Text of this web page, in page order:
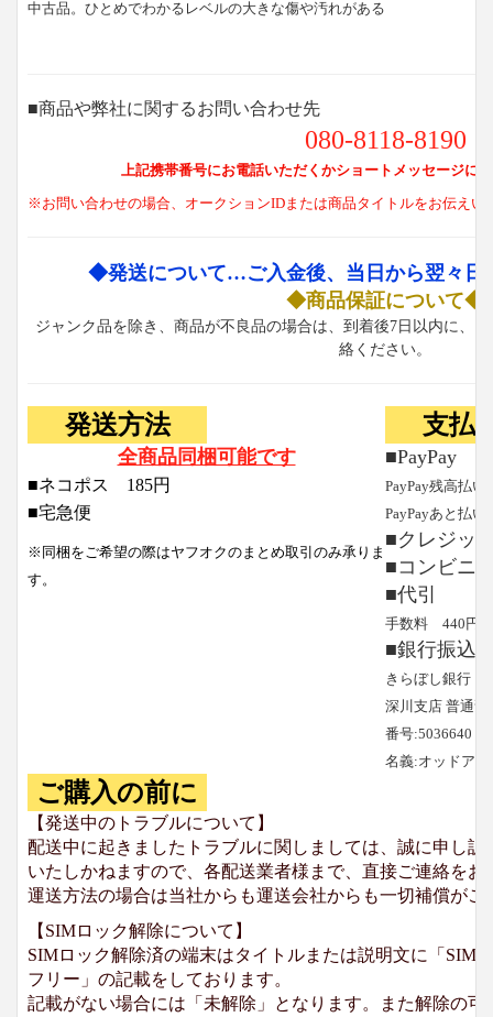
中古品。ひとめでわかるレベルの大きな傷や汚れがある
■商品や弊社に関するお問い合わせ先
080-8118-8190
上記携帯番号にお電話いただくかショートメッセージに
※お問い合わせの場合、オークションIDまたは商品タイトルをお伝えい
◆発送について…ご入金後、当日から翌々日
◆商品保証について◆
ジャンク品を除き、商品が不良品の場合は、到着後7日以内に、
絡ください。
発送方法
全商品同梱可能です
■ネコポス 185円
■宅急便
※同梱をご希望の際はヤフオクのまとめ取引のみ承りま
す。
支払
■PayPay
PayPay残高払い
PayPayあと払い
■クレジッ
■コンビニ
■代引
手数料 440円と
■銀行振込
きらぼし銀行
深川支店 普通預
番号:5036640
名義:オッドア
ご購入の前に
【発送中のトラブルについて】
配送中に起きましたトラブルに関しましては、誠に申し
いたしかねますので、各配送業者様まで、直接ご連絡を
運送方法の場合は当社からも運送会社からも一切補償がご
【SIMロック解除について】
SIMロック解除済の端末はタイトルまたは説明文に「SIM
フリー」の記載をしております。
記載がない場合には「未解除」となります。また解除の可